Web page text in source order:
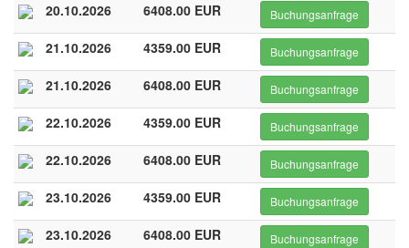
20.10.2026 6408.00 EUR Buchungsanfrage
21.10.2026 4359.00 EUR Buchungsanfrage
21.10.2026 6408.00 EUR Buchungsanfrage
22.10.2026 4359.00 EUR Buchungsanfrage
22.10.2026 6408.00 EUR Buchungsanfrage
23.10.2026 4359.00 EUR Buchungsanfrage
23.10.2026 6408.00 EUR Buchungsanfrage